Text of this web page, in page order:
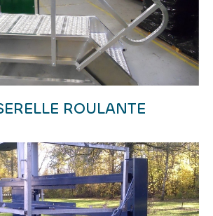
ROULANTE